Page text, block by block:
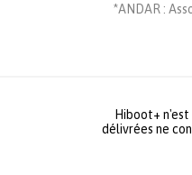
*ANDAR :
Hiboot+ n'est
délivrées ne